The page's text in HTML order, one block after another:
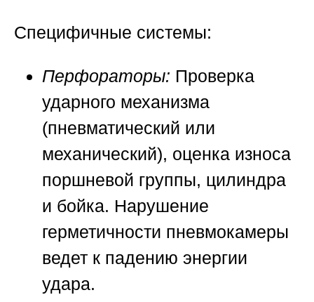
Специфичные системы:
Перфораторы: Проверка
ударного механизма
(пневматический или
механический), оценка износа
поршневой группы, цилиндра
и бойка. Нарушение
герметичности пневмокамеры
ведет к падению энергии
удара.